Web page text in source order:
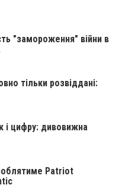
"замороження" війни в
тільки розвіддані:
і цифру: дивовижна
Patriot